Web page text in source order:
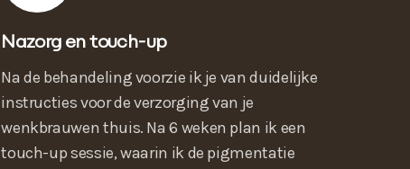
Nazorg en touch-up
Na de behandeling voorzie ik je van duidelijke
instructies voor de verzorging van je
wenkbrauwen thuis. Na 6 weken plan ik een
touch-up sessie, waarin ik de pigmentatie